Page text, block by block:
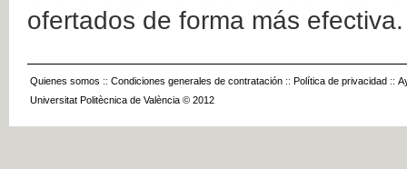
ofertados de forma más efectiva.
Quienes somos :: Condiciones generales de contratación :: Política de privacidad ::
Universitat Politècnica de València © 2012